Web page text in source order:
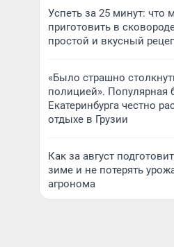
Успеть за 25 минут: что
приготовить в
простой и вкусный
«Было страшно
полицией». Популярная
Екатеринбурга честно
отдыхе в Грузии
Как за август
зиме и не потерять
агронома